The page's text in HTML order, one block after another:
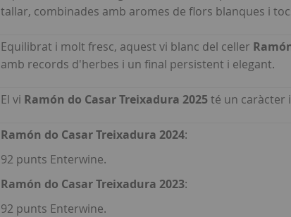
tallar, combinades amb aromes de flors blanques i
Equilibrat i molt fresc, aquest vi blanc del celler
amb records d'herbes i un final persistent i elegant.
El vi Ramón do Casar Treixadura 2025té un caràcter
Ramón do Casar Treixadura 2024:
92 punts Enterwine.
Ramón do Casar Treixadura 2023:
92 punts Enterwine.